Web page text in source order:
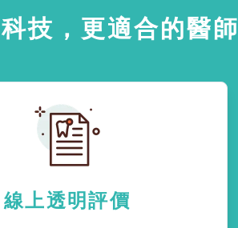
技，更適合的醫師
線上透明評價